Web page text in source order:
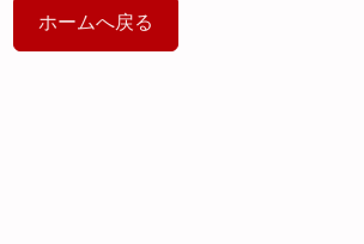
ホームへ戻る